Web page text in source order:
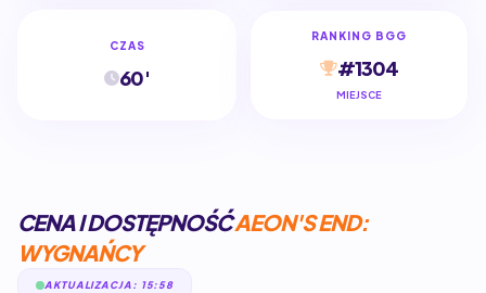
CZAS
60'
RANKING BGG
#1304
MIEJSCE
CENA I DOSTĘPNOŚĆAEON'S END:
WYGNAŃCY
AKTUALIZACJA: 15:58